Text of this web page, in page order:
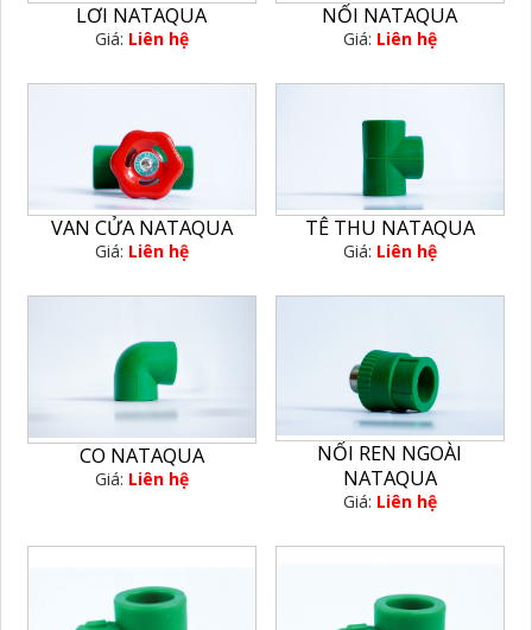
LƠI NATAQUA
Giá: Liên hệ
NỐI NATAQUA
Giá: Liên hệ
VAN CỬA NATAQUA
Giá: Liên hệ
TÊ THU NATAQUA
Giá: Liên hệ
CO NATAQUA
Giá: Liên hệ
NỐI REN NGOÀI
NATAQUA
Giá: Liên hệ